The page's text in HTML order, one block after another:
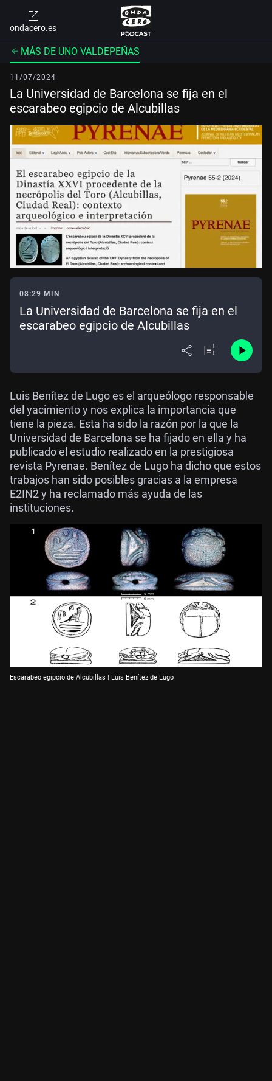
ondacero.es
MÁS DE UNO VALDEPEÑAS
11/07/2024
La Universidad de Barcelona se fija en el
escarabeo egipcio de Alcubillas
08:29 MIN
La Universidad de Barcelona se fija en el
escarabeo egipcio de Alcubillas
Luis Benítez de Lugo es el arqueólogo responsable
del yacimiento y nos explica la importancia que
tiene la pieza. Esta ha sido la razón por la que la
Universidad de Barcelona se ha fijado en ella y ha
publicado el estudio realizado en la prestigiosa
revista Pyrenae. Benítez de Lugo ha dicho que estos
trabajos han sido posibles gracias a la empresa
E2IN2 y ha reclamado más ayuda de las
instituciones.
Escarabeo egipcio de Alcubillas | Luis Benítez de Lugo